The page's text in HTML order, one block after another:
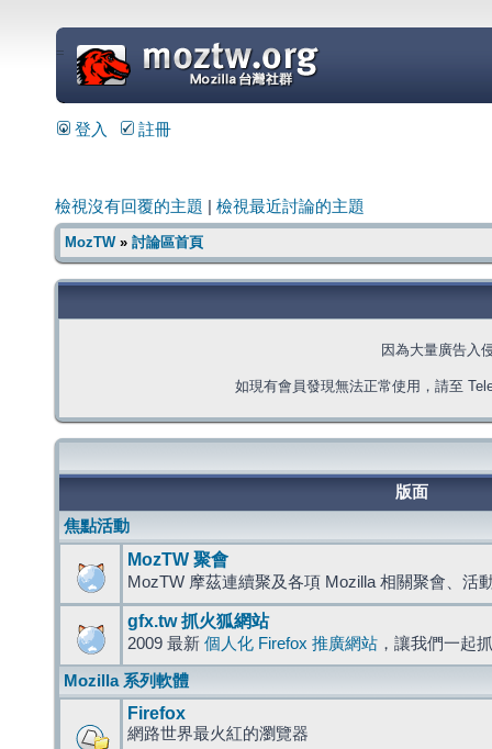
=
登入 註冊
檢視沒有回覆的主題 檢視最近討論的主題
MozTW» 討論區首頁
因為大量廣告入
如現有會員發現無法正常使用，請至
版面
焦點活動
MozTW 聚會
MozTW 摩茲連續聚及各項 Mozilla 相關聚會、活
gfx.tw 抓火狐網站
2009 最新 個人化 Firefox 推廣網站 ，讓我們一起
Mozilla 系列軟體
Firefox
網路世界最火紅的瀏覽器